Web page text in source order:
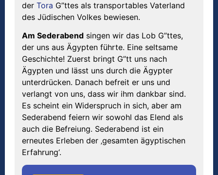
der Tora G”ttes als transportables Vaterland
des Jüdischen Volkes bewiesen.
Am Sederabend singen wir das Lob G”ttes,
der uns aus Ägypten führte. Eine seltsame
Geschichte! Zuerst bringt G”tt uns nach
Ägypten und lässt uns durch die Ägypter
unterdrücken. Danach befreit er uns und
verlangt von uns, dass wir ihm dankbar sind.
Es scheint ein Widerspruch in sich, aber am
Sederabend feiern wir sowohl das Elend als
auch die Befreiung. Sederabend ist ein
erneutes Erleben der ‚gesamten ägyptischen
Erfahrung‘.